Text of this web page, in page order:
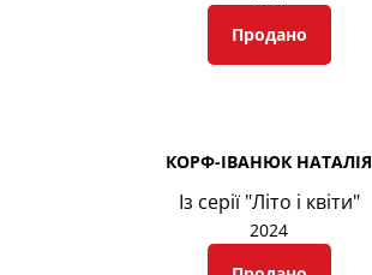
Продано
КОРФ-ІВАНЮК НАТАЛІЯ
Із серії "Літо і квіти"
2024